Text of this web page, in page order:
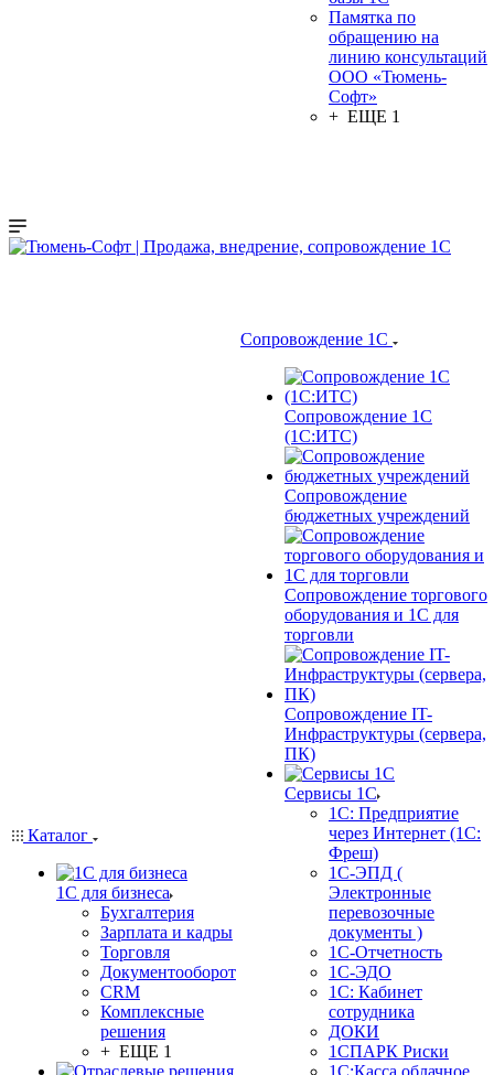
Памятка по
обращению на
линию консультаций
ООО «Тюмень-
Софт»
+ ЕЩЕ 1
Каталог
1С для бизнеса
Бухгалтерия
Зарплата и кадры
Торговля
Документооборот
CRM
Комплексные
решения
+ ЕЩЕ 1
Сопровождение 1С
Сопровождение 1С
(1С:ИТС)
Сопровождение
бюджетных учреждений
Сопровождение торгового
оборудования и 1С для
торговли
Сопровождение IT-
Инфраструктуры (сервера,
ПК)
Сервисы 1С
1С: Предприятие
через Интернет (1С:
Фреш)
1С-ЭПД (
Электронные
перевозочные
документы )
1С-Отчетность
1С-ЭДО
1С: Кабинет
сотрудника
ДОКИ
1СПАРК Риски
1С:Касса облачное